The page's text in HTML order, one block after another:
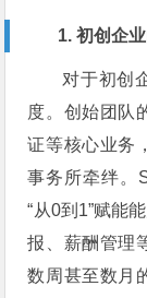
1. 初创企
对于初创
度。创始团队
证等核心业务
事务所牵绊。
“从0到1”赋能
报、薪酬管理
数周甚至数月